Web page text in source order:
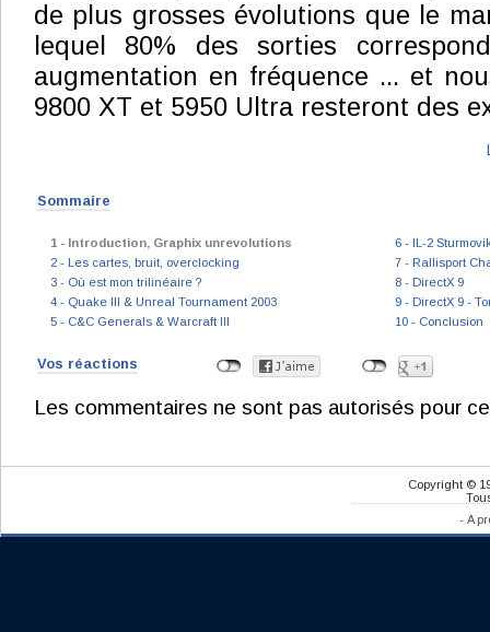
de plus grosses évolutions que le
lequel 80% des sorties
augmentation en fréquence ... et
9800 XT et 5950 Ultra resteront des
Sommaire
1 - Introduction, Graphix unrevolutions
2 - Les cartes, bruit, overclocking
3 - Où est mon trilinéaire ?
4 - Quake III & Unreal Tournament 2003
5 - C&C Generals & Warcraft III
6 - IL-2
7 - Rallisport
8 - DirectX 9
9 - DirectX 9 -
10 - Conclusion
Vos réactions
Les commentaires ne sont pas autorisés pour
Copyright ©
- A